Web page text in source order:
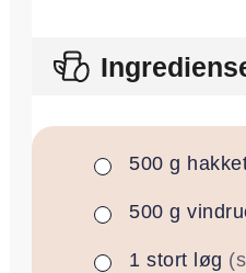
▢
500 g
▢
500 g
▢1 stort løg